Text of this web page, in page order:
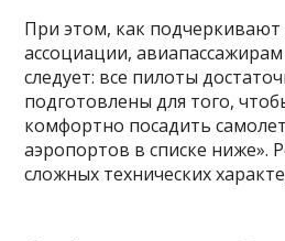
При этом, как подчеркивают
ассоциации,
следует: все пилоты
подготовлены для того,
комфортно посадить
аэропортов в списке ниже».
сложных технических